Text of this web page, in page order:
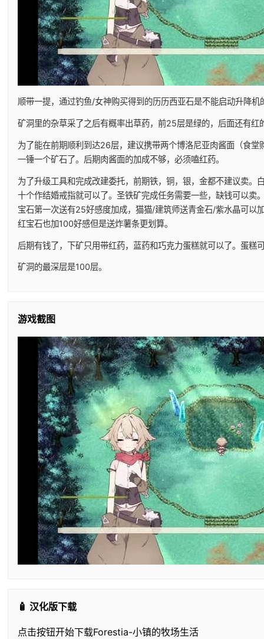
顺带一提，通过钓鱼/女神购买得到的历历西亚石是不能启动升降机
矿洞里的杂草采了之后有概率出草药，前25层是绿的，后面还有红
为了能在前期顺利到达26层，建议携带两个博洛尼亚肉酱面（食
一锤一个矿石了。后期肉酱面的加成不够，必须嗑红药。
为了升级工具和完成改建委托，前期铁，铜，银，金都不建议卖。
十个作结婚戒指就可以了。圣铁矿完成任务需要一些，缺钱可以卖
宝石第一次送有25好感度加成，猫猫/建筑师送青金石/紫水晶可以
红宝石也加100好感但是送炸薯条更划算。
后期有钱了，下矿只用带红药，蓝药和巧克力蛋糕就可以了。蛋糕
矿洞的最深层是100层。
游戏截图
🧴 汉化版下载
点击按钮开始下载Forestia-小镇的牧场生活